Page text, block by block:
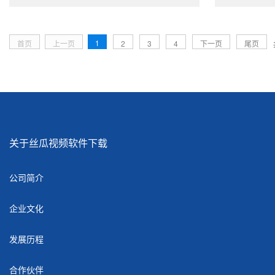
首页 上一页 1 2 3 4 下一页 尾页
关于丝瓜视频软件下载
公司简介
企业文化
发展历程
合作伙伴